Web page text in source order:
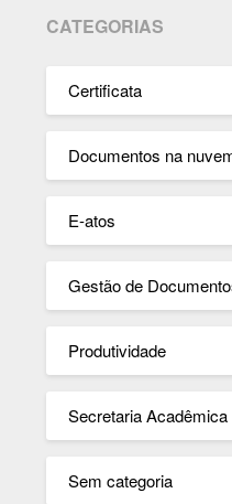
CATEGORIAS
Certificata
Documentos na
E-atos
Gestão de
Produtividade
Secretaria Acadêmica
Sem categoria